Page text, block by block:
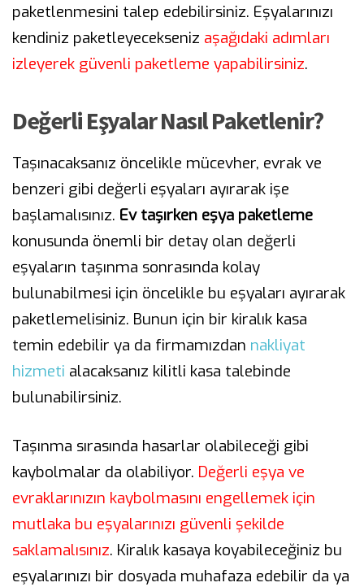
paketlenmesini talep edebilirsiniz. Eşyalarınızı
kendiniz paketleyecekseniz aşağıdaki adımları
izleyerek güvenli paketleme yapabilirsiniz.
Değerli Eşyalar Nasıl Paketlenir?
Taşınacaksanız öncelikle mücevher, evrak ve
benzeri gibi değerli eşyaları ayırarak işe
başlamalısınız. Ev taşırken eşya paketleme
konusunda önemli bir detay olan değerli
eşyaların taşınma sonrasında kolay
bulunabilmesi için öncelikle bu eşyaları ayırarak
paketlemelisiniz. Bunun için bir kiralık kasa
temin edebilir ya da firmamızdan nakliyat
hizmeti alacaksanız kilitli kasa talebinde
bulunabilirsiniz.
Taşınma sırasında hasarlar olabileceği gibi
kaybolmalar da olabiliyor. Değerli eşya ve
evraklarınızın kaybolmasını engellemek için
mutlaka bu eşyalarınızı güvenli şekilde
saklamalısınız. Kiralık kasaya koyabileceğiniz bu
eşyalarınızı bir dosyada muhafaza edebilir da ya